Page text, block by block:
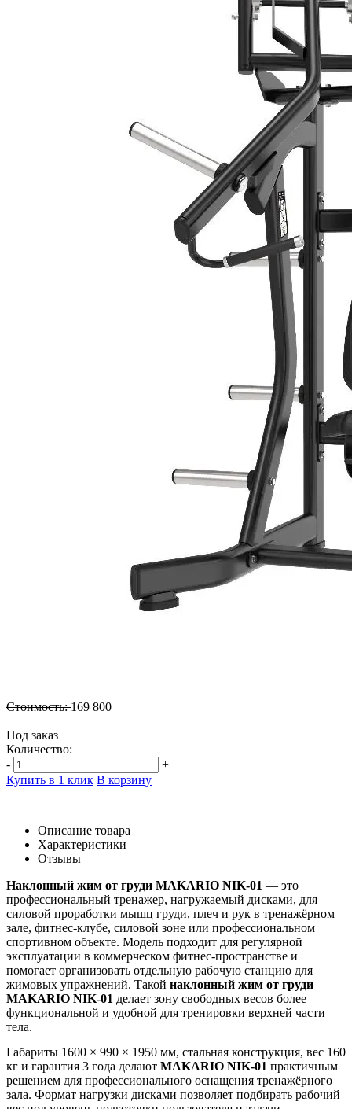
Стоимость:169 800
Под заказ
Количество:
-
+
Купить в 1 клик В корзину
Описание товара
Характеристики
Отзывы
Наклонный жим от груди MAKARIO NIK-01 — это
профессиональный тренажер, нагружаемый дисками, для
силовой проработки мышц груди, плеч и рук в тренажёрном
зале, фитнес-клубе, силовой зоне или профессиональном
спортивном объекте. Модель подходит для регулярной
эксплуатации в коммерческом фитнес-пространстве и
помогает организовать отдельную рабочую станцию для
жимовых упражнений. Такой наклонный жим от груди
MAKARIO NIK-01 делает зону свободных весов более
функциональной и удобной для тренировки верхней части
тела.
Габариты 1600 × 990 × 1950 мм, стальная конструкция, вес 160
кг и гарантия 3 года делают MAKARIO NIK-01 практичным
решением для профессионального оснащения тренажёрного
зала. Формат нагрузки дисками позволяет подбирать рабочий